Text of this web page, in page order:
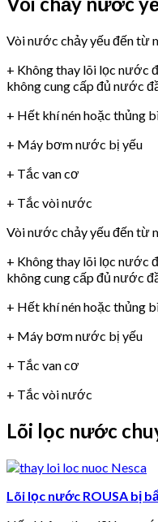
Vòi nước chảy yếu đến từ
+ Không thay lõi lọc nước
không cung cấp đủ nước
+ Hết khí nén hoặc thủng
+ Máy bơm nước bị yếu
+ Tắc van cơ
+ Tắc vòi nước
Vòi nước chảy yếu đến từ
+ Không thay lõi lọc nước
không cung cấp đủ nước
+ Hết khí nén hoặc thủng
+ Máy bơm nước bị yếu
+ Tắc van cơ
+ Tắc vòi nước
Lõi lọc nước
Lõi lọc nước ROUSA bị